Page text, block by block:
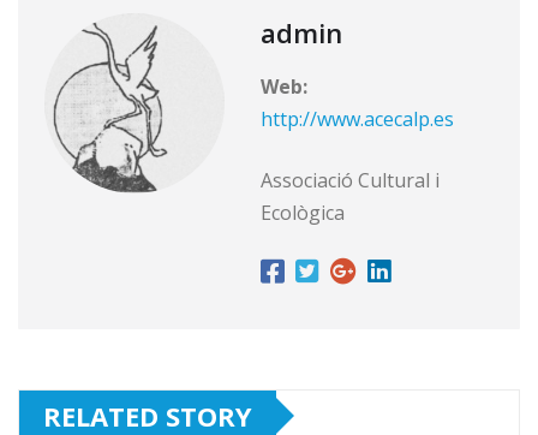
admin
Web:
http://www.acecalp.es
Associació Cultural i
Ecològica
RELATED STORY